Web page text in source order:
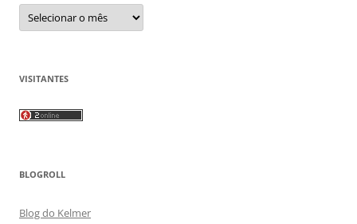
Arquivos
VISITANTES
BLOGROLL
Blog do Kelmer